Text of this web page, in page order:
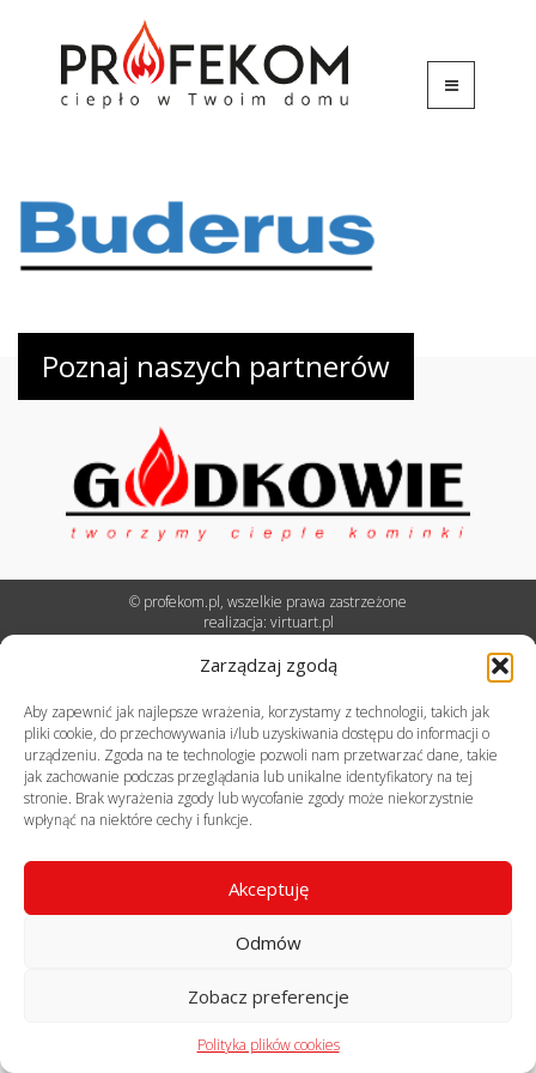
Zarządzaj zgodą
Aby zapewnić jak najlepsze wrażenia, korzystamy z technologii, takich jak
pliki cookie, do przechowywania i/lub uzyskiwania dostępu do informacji o
urządzeniu. Zgoda na te technologie pozwoli nam przetwarzać dane, takie
jak zachowanie podczas przeglądania lub unikalne identyfikatory na tej
stronie. Brak wyrażenia zgody lub wycofanie zgody może niekorzystnie
wpłynąć na niektóre cechy i funkcje.
Akceptuję
Odmów
Zobacz preferencje
Polityka plików cookies
Poznaj naszych partnerów
© profekom.pl, wszelkie prawa zastrzeżone
realizacja: virtuart.pl